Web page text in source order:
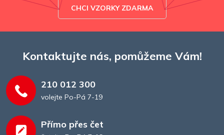
CHCI VZORKY ZDARMA
Kontaktujte nás, pomůžeme Vám!
210 012 300
volejte Po-Pá 7-19
Přímo přes čet